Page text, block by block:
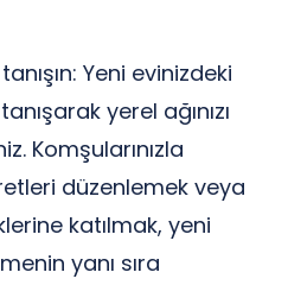
Yeni evinizdeki
yerel ağınızı
Komşularınızla
düzenlemek veya
katılmak, yeni
yanı sıra